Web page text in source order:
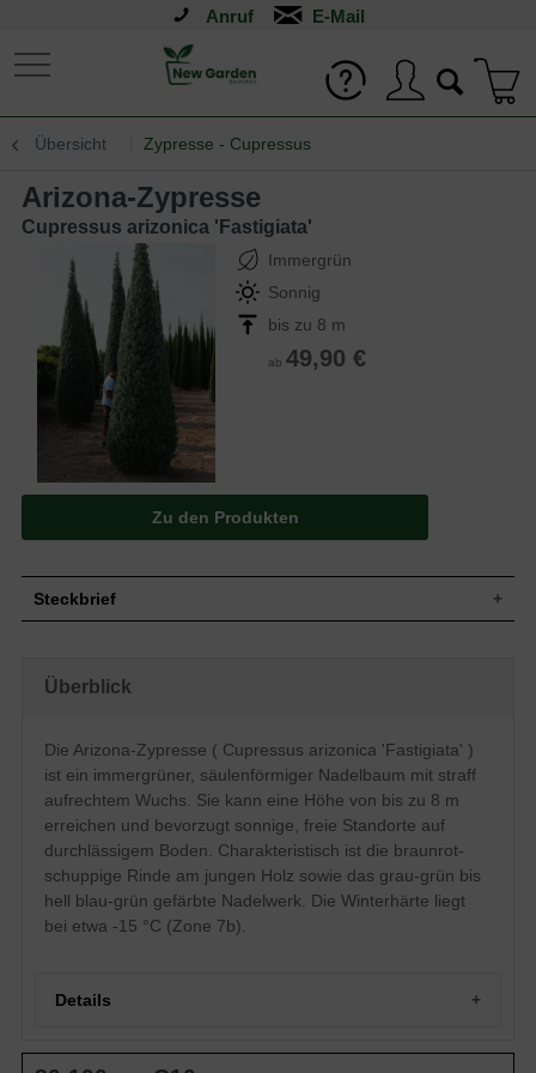
Anruf
Übersicht Zypresse - Cupressus
Arizona-Zypresse
Cupressus arizonica 'Fastigiata'
Immergrün
Sonnig
bis zu 8 m
ab 49,90 €
Zu den Produkten
Steckbrief
Wuchshöhe
gefärbt
Frucht
Kugelig, aus 6-8 bedornten Schuppen
Blüte
12 bis 20 Staubblätter mit jeweils 4 bis 6
Blütezeit
Februar bis März
Rinde
Am jungen Holz sehr ansprechende
braurotschuppige Färbung
Boden
Relativ anspruchslos, bevorzugt den
durchlässigen Untergrund
Winterhart
Temperaturen von deutlich mehr als 30
Überblick
Die Arizona-Zypresse ( Cupressus arizonica 'Fastigiata' )
ist ein immergrüner, säulenförmiger Nadelbaum mit straff
aufrechtem Wuchs. Sie kann eine Höhe von bis zu 8 m
erreichen und bevorzugt sonnige, freie Standorte auf
durchlässigem Boden. Charakteristisch ist die braunrot-
schuppige Rinde am jungen Holz sowie das grau-grün bis
hell blau-grün gefärbte Nadelwerk. Die Winterhärte liegt
bei etwa -15 °C (Zone 7b).
Details
Herkunft und Besonderheit der Arizona-Zypresse